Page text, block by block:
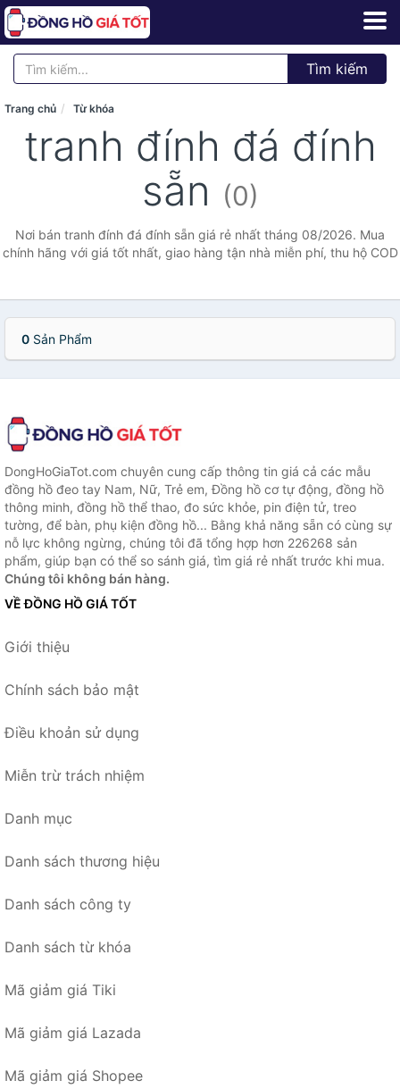
Tìm kiếm
Trang chủ Từ khóa
tranh đính đá đính
sẵn (0)
Nơi bán tranh đính đá đính sẵn giá rẻ nhất tháng 08/2026. Mua
chính hãng với giá tốt nhất, giao hàng tận nhà miễn phí, thu hộ COD
0 Sản Phẩm
DongHoGiaTot.com chuyên cung cấp thông tin giá cả các mẫu
đồng hồ đeo tay Nam, Nữ, Trẻ em, Đồng hồ cơ tự động, đồng hồ
thông minh, đồng hồ thể thao, đo sức khỏe, pin điện tử, treo
tường, để bàn, phụ kiện đồng hồ... Bằng khả năng sẵn có cùng sự
nỗ lực không ngừng, chúng tôi đã tổng hợp hơn 226268 sản
phẩm, giúp bạn có thể so sánh giá, tìm giá rẻ nhất trước khi mua.
Chúng tôi không bán hàng.
VỀ ĐỒNG HỒ GIÁ TỐT
Giới thiệu
Chính sách bảo mật
Điều khoản sử dụng
Miễn trừ trách nhiệm
Danh mục
Danh sách thương hiệu
Danh sách công ty
Danh sách từ khóa
Mã giảm giá Tiki
Mã giảm giá Lazada
Mã giảm giá Shopee